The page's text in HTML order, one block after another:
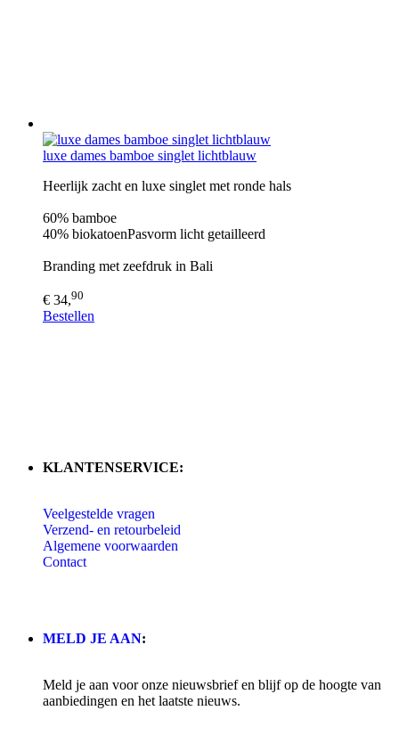
luxe dames bamboe singlet lichtblauw
Heerlijk zacht en luxe singlet met ronde hals
60% bamboe
40% biokatoenPasvorm licht getailleerd
Branding met zeefdruk in Bali
€ 34,90
Bestellen
KLANTENSERVICE:
Veelgestelde vragen
Verzend- en retourbeleid
Algemene voorwaarden
Contact
MELD JE AAN:
Meld je aan voor onze nieuwsbrief en blijf op de hoogte van
aanbiedingen en het laatste nieuws.